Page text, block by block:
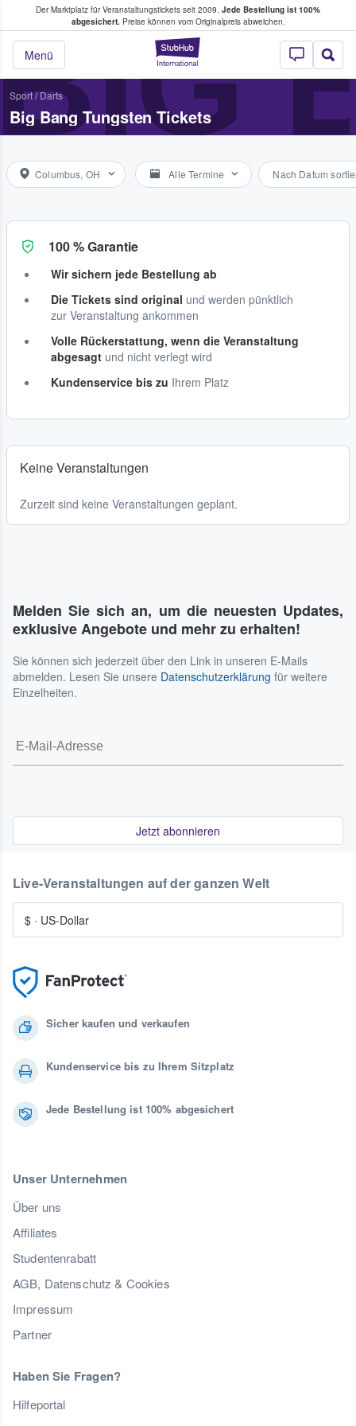
Der Marktplatz für Veranstaltungstickets seit 2009. Jede Bestellung ist 100%
abgesichert.Preise können vom Originalpreis abweichen.
StubHub - Wo
Menü
Tickets kaufen & verkaufen
Sport/Darts
Big Bang Tungsten Tickets
Columbus, OH Alle Termine Nach Datum
100 % Garantie
Wir sichern jede Bestellung ab
Die Tickets sind original und werden pünktlich
zur Veranstaltung ankommen
Volle Rückerstattung, wenn die Veranstaltung
abgesagt und nicht verlegt wird
Kundenservice bis zu Ihrem Platz
Keine Veranstaltungen
Zurzeit sind keine Veranstaltungen geplant.
Melden Sie sich an, um die neuesten Updates,
exklusive Angebote und mehr zu erhalten!
Sie können sich jederzeit über den Link in unseren E-Mails
abmelden. Lesen Sie unsere Datenschutzerklärung für weitere
Einzelheiten.
Jetzt abonnieren
Sicher kaufen und verkaufen
Kundenservice bis zu Ihrem Sitzplatz
Jede Bestellung ist 100% abgesichert
Unser Unternehmen
Über uns
Affiliates
Studentenrabatt
AGB, Datenschutz & Cookies
Impressum
Partner
Haben Sie Fragen?
Hilfeportal
Live-Veranstaltungen auf der ganzen Welt
$ · US-Dollar